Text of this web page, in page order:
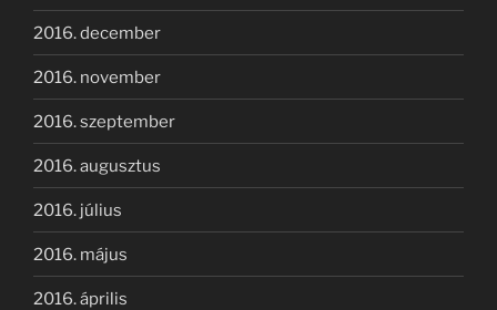
2016. december
2016. november
2016. szeptember
2016. augusztus
2016. július
2016. május
2016. április